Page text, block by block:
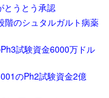
とうとう承認
階のシュタルガルト病薬
試験資金6000万ドル
のPh2試験資金2億